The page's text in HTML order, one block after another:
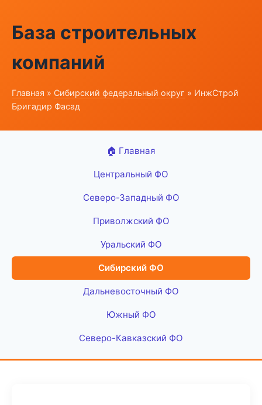
База строительных
компаний
Главная » Сибирский федеральный округ » ИнжСтрой
Бригадир Фасад
🏠 Главная
Центральный ФО
Северо-Западный ФО
Приволжский ФО
Уральский ФО
Сибирский ФО
Дальневосточный ФО
Южный ФО
Северо-Кавказский ФО